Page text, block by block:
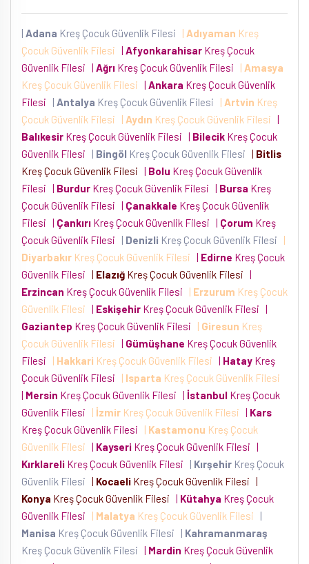
| Adana Kreş Çocuk Güvenlik Filesi | Adıyaman Kreş
Çocuk Güvenlik Filesi | Afyonkarahisar Kreş Çocuk
Güvenlik Filesi | Ağrı Kreş Çocuk Güvenlik Filesi | Amasya
Kreş Çocuk Güvenlik Filesi | Ankara Kreş Çocuk Güvenlik
Filesi
| Antalya Kreş Çocuk Güvenlik Filesi | Artvin Kreş
Çocuk Güvenlik Filesi
| Aydın Kreş Çocuk Güvenlik Filesi |
Balıkesir Kreş Çocuk Güvenlik Filesi | Bilecik Kreş Çocuk
Güvenlik Filesi
| Bingöl Kreş Çocuk Güvenlik Filesi | Bitlis
Kreş Çocuk Güvenlik Filesi | Bolu Kreş Çocuk Güvenlik
Filesi | Burdur Kreş Çocuk Güvenlik Filesi | Bursa Kreş
Çocuk Güvenlik Filesi | Çanakkale Kreş Çocuk Güvenlik
Filesi | Çankırı Kreş Çocuk Güvenlik Filesi | Çorum Kreş
Çocuk Güvenlik Filesi
| Denizli Kreş Çocuk Güvenlik Filesi
|
Diyarbakır Kreş Çocuk Güvenlik Filesi | Edirne Kreş Çocuk
Güvenlik Filesi | Elazığ Kreş Çocuk Güvenlik Filesi |
Erzincan Kreş Çocuk Güvenlik Filesi | Erzurum Kreş Çocuk
Güvenlik Filesi | Eskişehir Kreş Çocuk Güvenlik Filesi |
Gaziantep Kreş Çocuk Güvenlik Filesi | Giresun Kreş
Çocuk Güvenlik Filesi | Gümüşhane Kreş Çocuk Güvenlik
Filesi
| Hakkari Kreş Çocuk Güvenlik Filesi | Hatay Kreş
Çocuk Güvenlik Filesi
| Isparta Kreş Çocuk Güvenlik Filesi
| Mersin Kreş Çocuk Güvenlik Filesi | İstanbul Kreş Çocuk
Güvenlik Filesi
| İzmir Kreş Çocuk Güvenlik Filesi | Kars
Kreş Çocuk Güvenlik Filesi
| Kastamonu Kreş Çocuk
Güvenlik Filesi | Kayseri Kreş Çocuk Güvenlik Filesi |
Kırklareli Kreş Çocuk Güvenlik Filesi | Kırşehir Kreş Çocuk
Güvenlik Filesi | Kocaeli Kreş Çocuk Güvenlik Filesi |
Konya Kreş Çocuk Güvenlik Filesi | Kütahya Kreş Çocuk
Güvenlik Filesi
| Malatya Kreş Çocuk Güvenlik Filesi
|
Manisa Kreş Çocuk Güvenlik Filesi | Kahramanmaraş
Kreş Çocuk Güvenlik Filesi | Mardin Kreş Çocuk Güvenlik